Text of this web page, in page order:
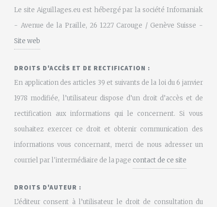
Le site Aiguillages.eu est hébergé par la société Infomaniak
- Avenue de la Praille, 26 1227 Carouge / Genève Suisse -
Site web
DROITS D'ACCÈS ET DE RECTIFICATION :
En application des articles 39 et suivants de la loi du 6 janvier
1978 modifiée, l’utilisateur dispose d’un droit d’accès et de
rectification aux informations qui le concernent. Si vous
souhaitez exercer ce droit et obtenir communication des
informations vous concernant, merci de nous adresser un
courriel par l'intermédiaire de la page contact de ce site
DROITS D'AUTEUR :
L’éditeur consent à l’utilisateur le droit de consultation du